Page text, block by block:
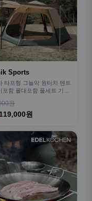
Sports
타프형 그늘막 원터치 텐트
포함 폴대포함 풀세트 기본
원
119,000원